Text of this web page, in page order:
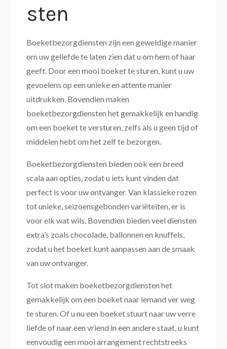
sten
Boeketbezorgdiensten zijn een geweldige manier
om uw geliefde te laten zien dat u om hem of haar
geeft. Door een mooi boeket te sturen, kunt u uw
gevoelens op een unieke en attente manier
uitdrukken. Bovendien maken
boeketbezorgdiensten het gemakkelijk en handig
om een boeket te versturen, zelfs als u geen tijd of
middelen hebt om het zelf te bezorgen.
Boeketbezorgdiensten bieden ook een breed
scala aan opties, zodat u iets kunt vinden dat
perfect is voor uw ontvanger. Van klassieke rozen
tot unieke, seizoensgebonden variëteiten, er is
voor elk wat wils. Bovendien bieden veel diensten
extra’s zoals chocolade, ballonnen en knuffels,
zodat u het boeket kunt aanpassen aan de smaak
van uw ontvanger.
Tot slot maken boeketbezorgdiensten het
gemakkelijk om een boeket naar iemand ver weg
te sturen. Of u nu een boeket stuurt naar uw verre
liefde of naar een vriend in een andere staat, u kunt
eenvoudig een mooi arrangement rechtstreeks